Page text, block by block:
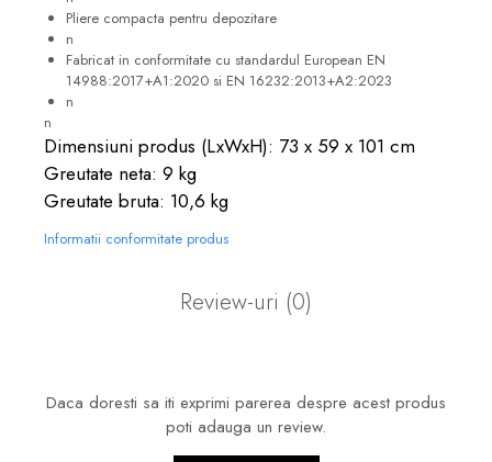
Pliere compacta pentru depozitare
n
Fabricat in conformitate cu standardul European EN
14988:2017+A1:2020 si EN 16232:2013+A2:2023
n
n
Dimensiuni produs (LxWxH): 73 x 59 x 101 cm
Greutate neta: 9 kg
Greutate bruta: 10,6 kg
Informatii conformitate produs
Review-uri (0)
Daca doresti sa iti exprimi parerea despre acest produs
poti adauga un review.